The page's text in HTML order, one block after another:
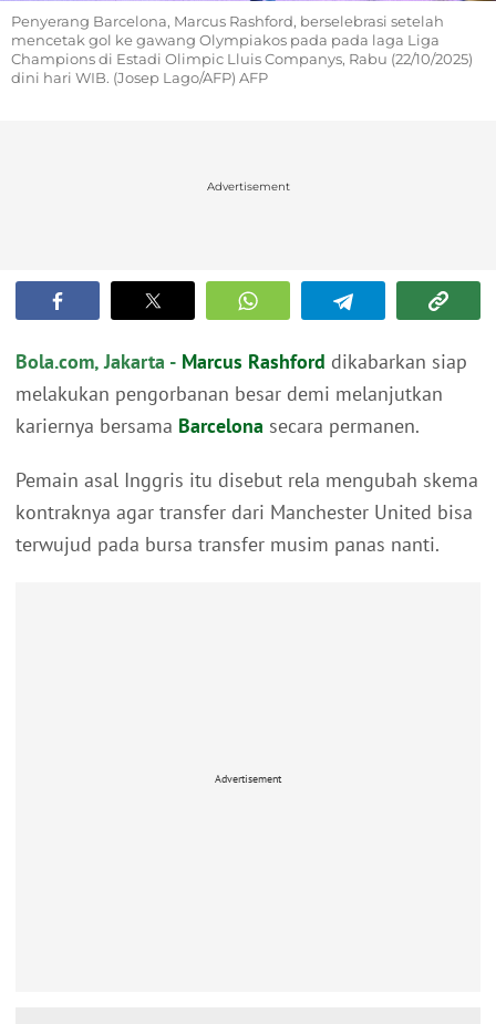
Penyerang Barcelona, Marcus Rashford, berselebrasi setelah
mencetak gol ke gawang Olympiakos pada pada laga Liga
Champions di Estadi Olimpic Lluis Companys, Rabu (22/10/2025)
dini hari WIB. (Josep Lago/AFP) AFP
Advertisement
Bola.com, Jakarta - Marcus Rashford dikabarkan siap
melakukan pengorbanan besar demi melanjutkan
kariernya bersama Barcelona secara permanen.
Pemain asal Inggris itu disebut rela mengubah skema
kontraknya agar transfer dari Manchester United bisa
terwujud pada bursa transfer musim panas nanti.
Advertisement